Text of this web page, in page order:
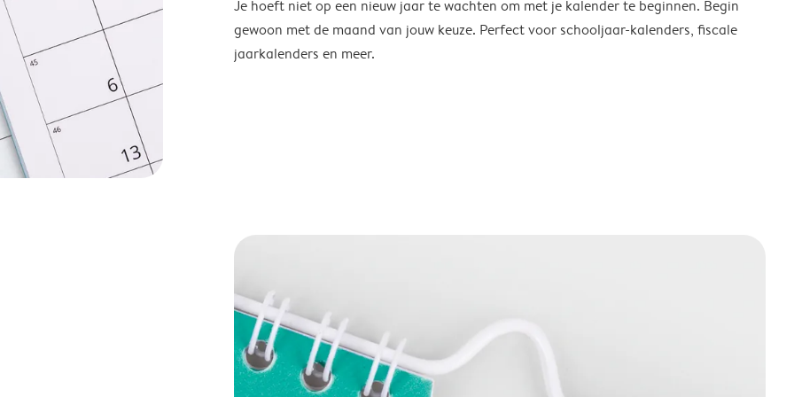
Je hoeft niet op een nieuw jaar te wachten om met je kalender te beginnen. Begin
gewoon met de maand van jouw keuze. Perfect voor schooljaar-kalenders, fiscale
jaarkalenders en meer.